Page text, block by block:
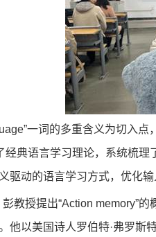
”一词的多重含义为切入点
经典语言学习理论，系统梳理
驱动的语言学习方式，优化
彭教授提出“Action memory”的
他以美国诗人罗伯特·弗罗斯